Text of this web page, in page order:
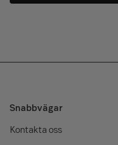
Snabbvägar
Kontakta oss